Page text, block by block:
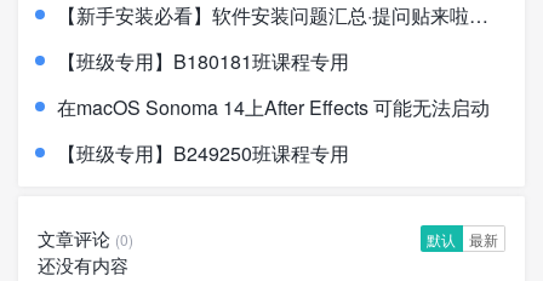
【新手安装必看】软件安装问题汇总·提问贴来啦！！！
【班级专用】B180181班课程专用
在macOS Sonoma 14上After Effects 可能无法启动
【班级专用】B249250班课程专用
文章评论 (0) 默认 最新
还没有内容